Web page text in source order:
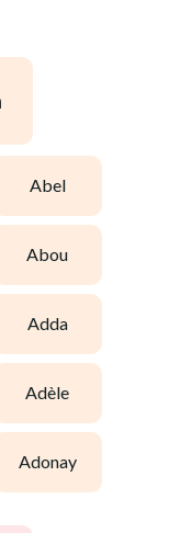
abel
abou
adda
adèle
adonay